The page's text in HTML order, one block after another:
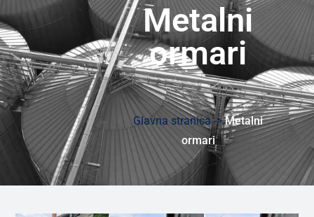
Prati nas na društvenim mrežama
Metalni
ormari
Glavna stranica ->Metalni
ormari